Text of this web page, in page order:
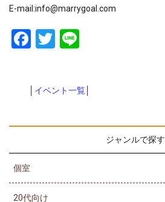
E-mail:info@marrygoal.com
Facebook
Twitter
イベント一覧│
ジャンルで探す
個室
20代向け